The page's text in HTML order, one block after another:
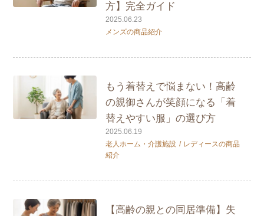
方】完全ガイド
2025.06.23
メンズの商品紹介
もう着替えで悩まない！高齢
の親御さんが笑顔になる「着
替えやすい服」の選び方
2025.06.19
老人ホーム・介護施設
レディースの商品
紹介
【高齢の親との同居準備】失